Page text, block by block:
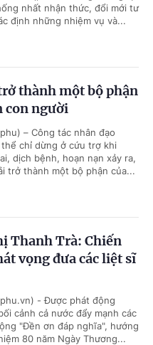
nhất nhận thức, đổi mới tư
định những nhiệm vụ và...
thành một bộ phận
con người
– Công tác nhân đạo
chỉ dừng ở cứu trợ khi
dịch bệnh, hoạn nạn xảy ra,
trở thành một bộ phận của...
Thanh Trà: Chiến
vọng đưa các liệt sĩ
- Được phát động
cảnh cả nước đẩy mạnh các
"Đền ơn đáp nghĩa", hướng
80 năm Ngày Thương...